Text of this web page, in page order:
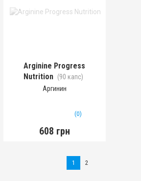
Arginine Progress
Nutrition (90 капс)
Аргинин
(0)
608 грн
1 2